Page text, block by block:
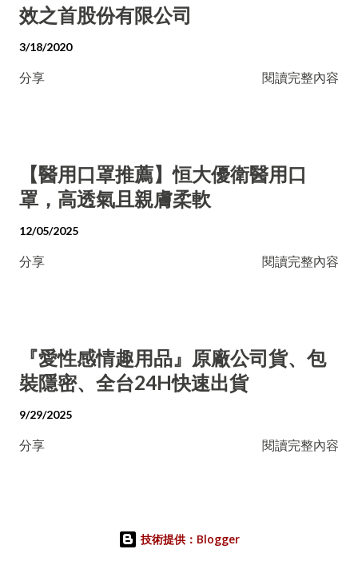
效之首股份有限公司
3/18/2020
分享 閱讀完整內容
【醫用口罩推薦】恒大優衛醫用口
罩，高透氣且親膚柔軟
12/05/2025
分享 閱讀完整內容
『愛性感情趣用品』原廠公司貨、包
裝隱密、全台24H快速出貨
9/29/2025
分享 閱讀完整內容
技術提供：Blogger